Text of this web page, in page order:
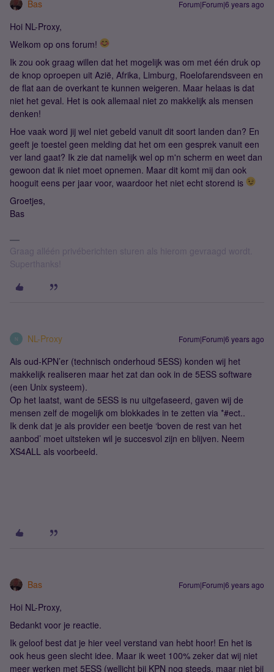
Bas Forum|Forum|6 years ago
Hoi NL-Proxy,
Welkom op ons forum!
Ik zou ook graag willen dat het mogelijk was om met één druk op
de knop oproepen uit Azië, Afrika, Limburg, Roelofarendsveen en
de flat aan de overkant te kunnen weigeren. Maar helaas is dat
niet het geval. Het is ook allemaal niet zo makkelijk als mensen
denken!
Hoe vaak word jij wel niet gebeld vanuit dit soort landen dan? En
geeft je toestel geen melding dat het om een gesprek vanuit een
ver land gaat? Ik zie dat namelijk wel op m'n scherm en weet dan
gewoon dat ik niet moet opnemen. Maar dit komt mij dan ook
hooguit eens per jaar voor, waardoor het niet echt storend is
Groetjes,
Bas
Graag alléén privéberichten sturen als hierom gevraagd wordt.
Superthanks!
N NL-Proxy Forum|Forum|6 years ago
Als oud-KPN’er (technisch onderhoud 5ESS) konden wij het
makkelijk realiseren maar het zat dan ook in de 5ESS software
(een Unix systeem).
Op het laatst, want de 5ESS is nu uitgefaseerd, gaven wij de
mensen zelf de mogelijk om blokkades in te zetten via *#ect..
Ik denk dat je als provider een beetje ‘boven de rest van het
aanbod’ moet uitsteken wil je succesvol zijn en blijven. Neem
XS4ALL als voorbeeld.
Bas Forum|Forum|6 years ago
Hoi NL-Proxy,
Bedankt voor je reactie.
Ik geloof best dat je hier veel verstand van hebt hoor! En het is
ook heus geen slecht idee. Maar ik weet 100% zeker dat wij niet
meer werken met 5ESS (wellicht bij KPN nog steeds, maar niet bij